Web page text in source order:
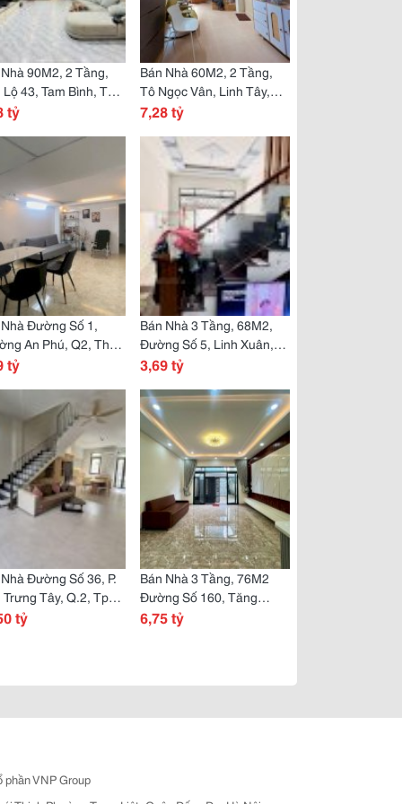
90M2, 2 Tầng,
43, Tam Bình, Thủ
Hcm, Shr. Giá
tỷ
Bán Nhà 60M2, 2 Tầng,
Tô Ngọc Vân, Linh Tây,
Thủ Đức. Tp Hcm. Giá
7,28 tỷ
Đường Số 1,
An Phú, Q2, Thủ
Hcm. Dt 80M2, 6
tỷ
Bán Nhà 3 Tầng, 68M2,
Đường Số 5, Linh Xuân,
Thủ Đức. Tp Hcm. Sổ
3,69 tỷ
Đường Số 36, P.
Trưng Tây, Q.2, Tp
Dt 72M2, 3 Tầng,
tỷ
Bán Nhà 3 Tầng, 76M2
Đường Số 160, Tăng
Nhơn Phú A, Q9, Thủ Đức,
6,75 tỷ
phần VNP Group